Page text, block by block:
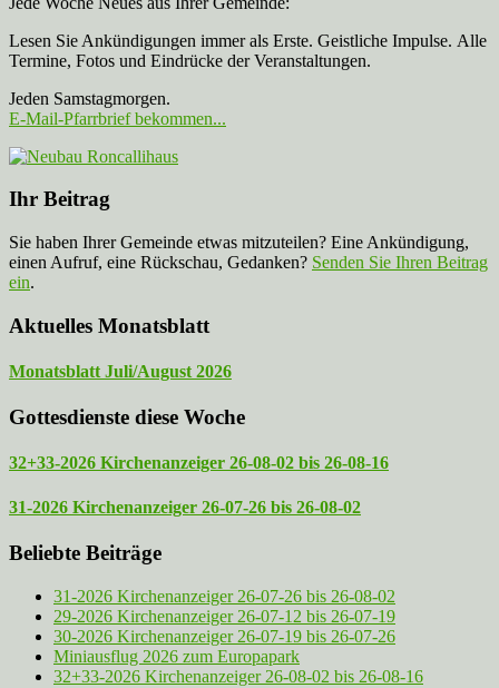
Lesen Sie Ankündigungen immer als Erste. Geistliche Impulse. Alle
Termine, Fotos und Eindrücke der Veranstaltungen.
Jeden Samstagmorgen.
E-Mail-Pfarrbrief bekommen...
Ihr Beitrag
Sie haben Ihrer Gemeinde etwas mitzuteilen? Eine Ankündigung,
einen Aufruf, eine Rückschau, Gedanken? Senden Sie Ihren Beitrag
ein.
Aktuelles Monatsblatt
Monatsblatt Juli/August 2026
Gottesdienste diese Woche
32+33-2026 Kirchenanzeiger 26-08-02 bis 26-08-16
31-2026 Kirchenanzeiger 26-07-26 bis 26-08-02
Beliebte Beiträge
31-2026 Kirchenanzeiger 26-07-26 bis 26-08-02
29-2026 Kirchenanzeiger 26-07-12 bis 26-07-19
30-2026 Kirchenanzeiger 26-07-19 bis 26-07-26
Miniausflug 2026 zum Europapark
32+33-2026 Kirchenanzeiger 26-08-02 bis 26-08-16